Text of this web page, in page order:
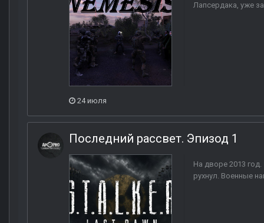
Лапсердака, уже
24 июля
Последний рассвет. Эпизод 1
На дворе 2013
рухнул. Военные